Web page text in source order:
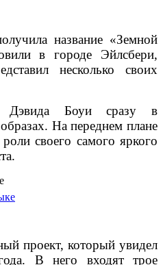
название «Земной
в городе Эйлсбери,
несколько своих
Дэвида Боуи сразу в
На переднем плане
своего самого яркого
проект, который увидел
В него входят трое